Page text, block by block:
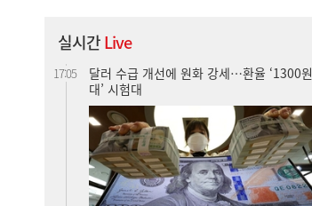
실시간Live
17:05
달러 수급 개선에 원화 강세…환율 ‘1300원
대’ 시험대